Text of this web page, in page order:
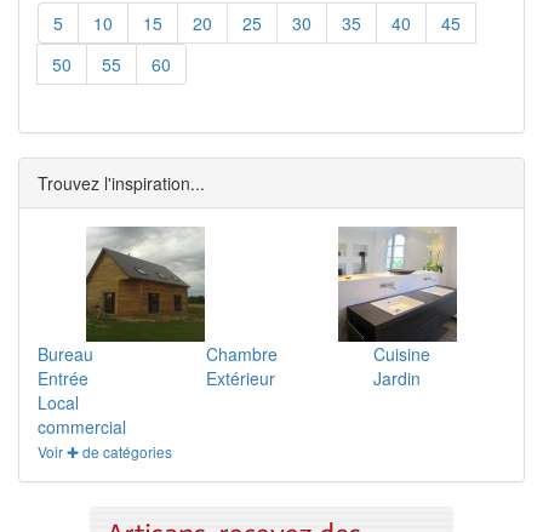
5 10 15 20 25 30 35 40
45
50
55 60
Trouvez l'inspiration...
Bureau Chambre
Cuisine
Entrée
Extérieur
Jardin
Local
commercial
Voir ✚ de catégories